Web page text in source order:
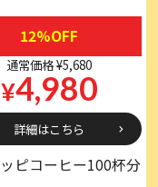
12%OFF
通常価格 ¥5,680
¥4,980
詳細はこちら